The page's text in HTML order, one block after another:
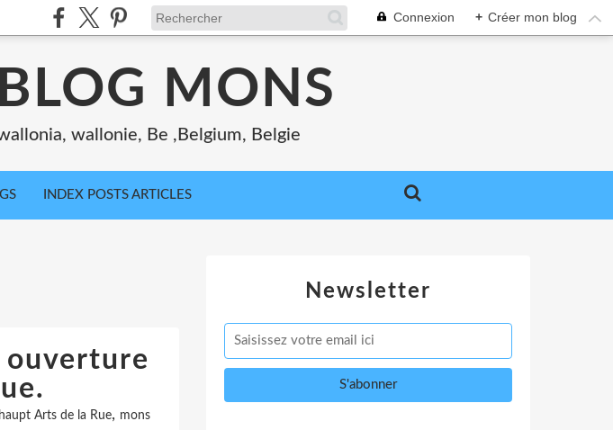
Connexion + Créer mon blog
MONS
wallonie, Be ,Belgium, Belgie
INDEX POSTS ARTICLES
Arts de la Rue, mons
Newsletter